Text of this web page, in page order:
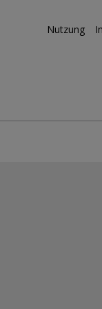
Nutzung